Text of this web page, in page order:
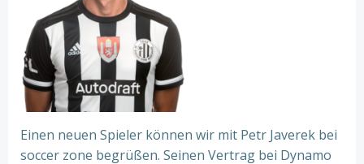
Einen neuen Spieler können wir mit Petr Javerek bei
soccer zone begrüßen. Seinen Vertrag bei Dynamo